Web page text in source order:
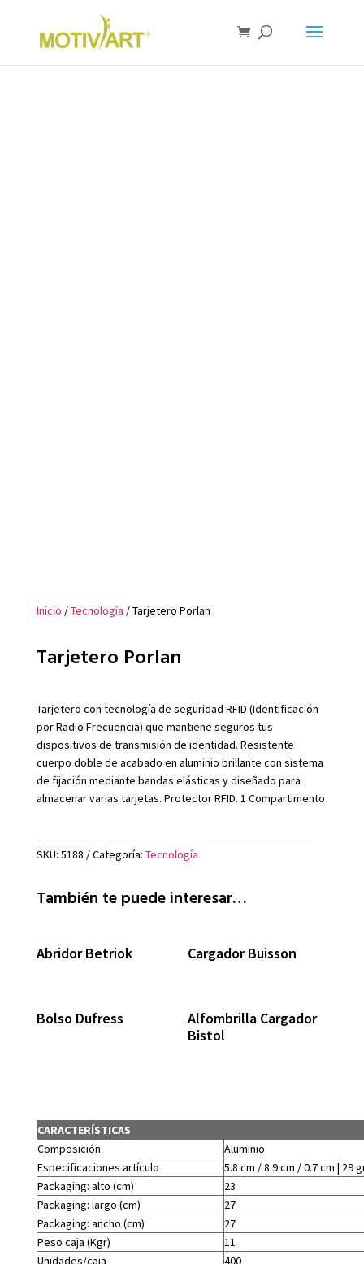
Inicio /Tecnología / Tarjetero Porlan
Tarjetero Porlan
Tarjetero con tecnología de seguridad RFID (Identificación
por Radio Frecuencia) que mantiene seguros tus
dispositivos de transmisión de identidad. Resistente
cuerpo doble de acabado en aluminio brillante con sistema
de fijación mediante bandas elásticas y diseñado para
almacenar varias tarjetas. Protector RFID. 1 Compartimento
SKU: 5188 Categoría: Tecnología
También te puede interesar…
Abridor Betriok Cargador Buisson
Bolso Dufress
Alfombrilla Cargador
Bistol
CARACTERÍSTICAS
Composición
Aluminio
Especificaciones artículo
5.8 cm / 8.9 cm / 0.7 cm | 29
Packaging: alto (cm)
23
Packaging: largo (cm)
27
Packaging: ancho (cm)
27
Peso caja (Kgr)
11
Unidades/caja
400